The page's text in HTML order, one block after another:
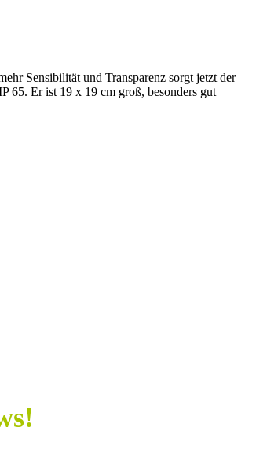
Sensibilität und Transparenz sorgt jetzt der
65. Er ist 19 x 19 cm groß, besonders gut